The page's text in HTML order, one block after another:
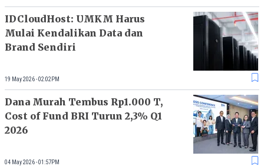
IDCloudHost: UMKM Harus
Mulai Kendalikan Data dan
Brand Sendiri
19 May 2026 - 02:02PM
Dana Murah Tembus Rp1.000 T,
Cost of Fund BRI Turun 2,3% Q1
2026
04 May 2026 - 01:57PM